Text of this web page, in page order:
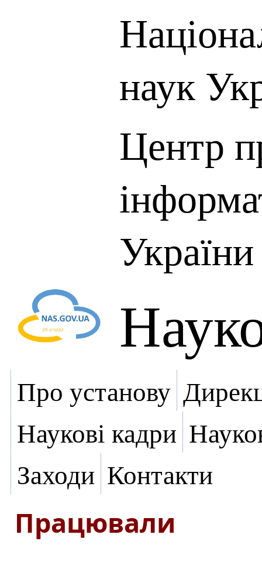
наук
Центр
України
Про установу
Наукові кадри
Заходи Контакти
Працювали